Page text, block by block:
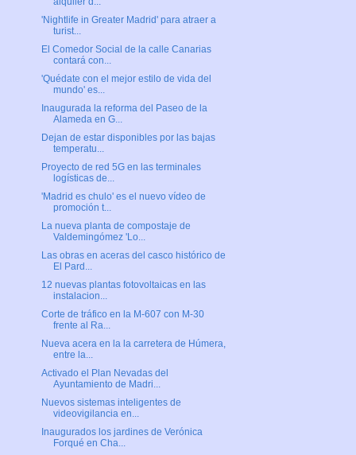
'Nightlife in Greater Madrid' para atraer a
turist...
El Comedor Social de la calle Canarias
contará con...
'Quédate con el mejor estilo de vida del
mundo' es...
Inaugurada la reforma del Paseo de la
Alameda en G...
Dejan de estar disponibles por las bajas
temperatu...
Proyecto de red 5G en las terminales
logísticas de...
'Madrid es chulo' es el nuevo vídeo de
promoción t...
La nueva planta de compostaje de
Valdemingómez 'Lo...
Las obras en aceras del casco histórico de
El Pard...
12 nuevas plantas fotovoltaicas en las
instalacion...
Corte de tráfico en la M-607 con M-30
frente al Ra...
Nueva acera en la la carretera de Húmera,
entre la...
Activado el Plan Nevadas del
Ayuntamiento de Madri...
Nuevos sistemas inteligentes de
videovigilancia en...
Inaugurados los jardines de Verónica
Forqué en Cha...